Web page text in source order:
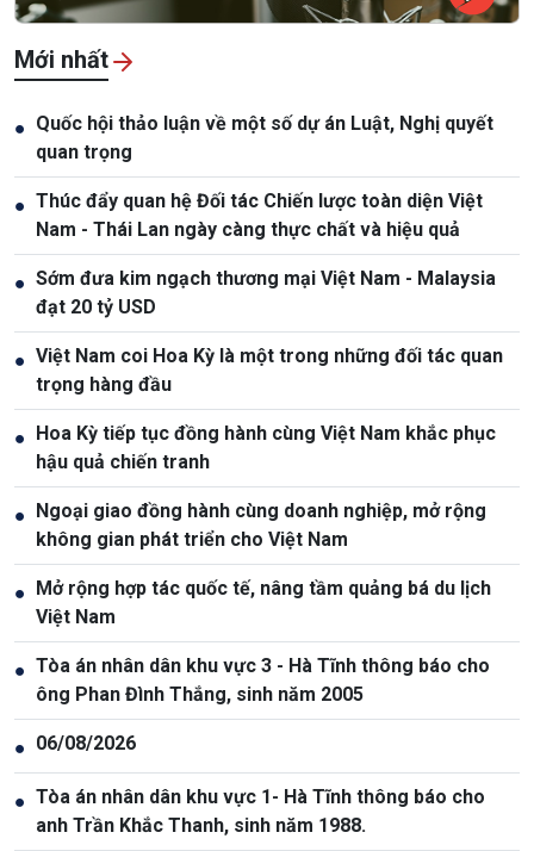
Mới nhất
● Quốc hội thảo luận về một số dự án Luật, Nghị quyết
quan trọng
● Thúc đẩy quan hệ Đối tác Chiến lược toàn diện Việt
Nam - Thái Lan ngày càng thực chất và hiệu quả
● Sớm đưa kim ngạch thương mại Việt Nam - Malaysia
đạt 20 tỷ USD
● Việt Nam coi Hoa Kỳ là một trong những đối tác quan
trọng hàng đầu
● Hoa Kỳ tiếp tục đồng hành cùng Việt Nam khắc phục
hậu quả chiến tranh
● Ngoại giao đồng hành cùng doanh nghiệp, mở rộng
không gian phát triển cho Việt Nam
● Mở rộng hợp tác quốc tế, nâng tầm quảng bá du lịch
Việt Nam
● Tòa án nhân dân khu vực 3 - Hà Tĩnh thông báo cho
ông Phan Đình Thắng, sinh năm 2005
● 06/08/2026
● Tòa án nhân dân khu vực 1- Hà Tĩnh thông báo cho
anh Trần Khắc Thanh, sinh năm 1988.